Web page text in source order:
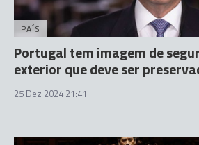
PAÍS
Portugal tem imagem de
exterior que deve ser
25 Dez 2024 21:41